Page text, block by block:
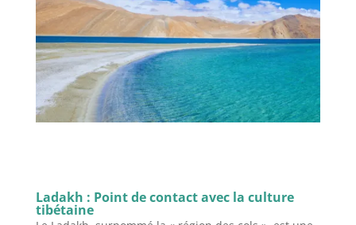
Ladakh : Point de contact avec la culture
tibétaine